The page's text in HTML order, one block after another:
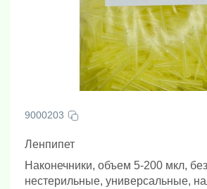
9000203
Ленпипет
Наконечники, объем 5-200 мкл,
нестерильные, универсальные,